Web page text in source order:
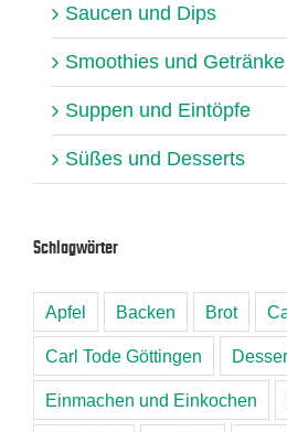
Saucen und Dips
Smoothies und Getränke
Suppen und Eintöpfe
Süßes und Desserts
Schlagwörter
Apfel Backen Brot
Carl Tode Göttingen
Einmachen und Einkochen